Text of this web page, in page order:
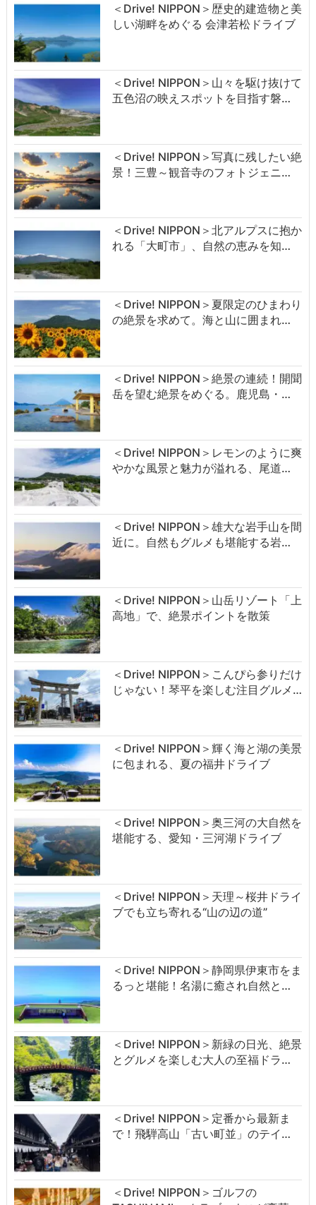
＜Drive! NIPPON＞歴史的建造物と美
しい湖畔をめぐる 会津若松ドライブ
＜Drive! NIPPON＞山々を駆け抜けて
五色沼の映えスポットを目指す磐…
＜Drive! NIPPON＞写真に残したい絶
景！三豊～観音寺のフォトジェニ…
＜Drive! NIPPON＞北アルプスに抱か
れる「大町市」、自然の恵みを知…
＜Drive! NIPPON＞夏限定のひまわり
の絶景を求めて。海と山に囲まれ…
＜Drive! NIPPON＞絶景の連続！開聞
岳を望む絶景をめぐる。鹿児島・…
＜Drive! NIPPON＞レモンのように爽
やかな風景と魅力が溢れる、尾道…
＜Drive! NIPPON＞雄大な岩手山を間
近に。自然もグルメも堪能する岩…
＜Drive! NIPPON＞山岳リゾート「上
高地」で、絶景ポイントを散策
＜Drive! NIPPON＞こんぴら参りだけ
じゃない！琴平を楽しむ注目グルメ…
＜Drive! NIPPON＞輝く海と湖の美景
に包まれる、夏の福井ドライブ
＜Drive! NIPPON＞奥三河の大自然を
堪能する、愛知・三河湖ドライブ
＜Drive! NIPPON＞天理～桜井ドライ
ブでも立ち寄れる“山の辺の道”
＜Drive! NIPPON＞静岡県伊東市をま
るっと堪能！名湯に癒され自然と…
＜Drive! NIPPON＞新緑の日光、絶景
とグルメを楽しむ大人の至福ドラ…
＜Drive! NIPPON＞定番から最新ま
で！飛騨高山「古い町並」のテイ…
＜Drive! NIPPON＞ゴルフの